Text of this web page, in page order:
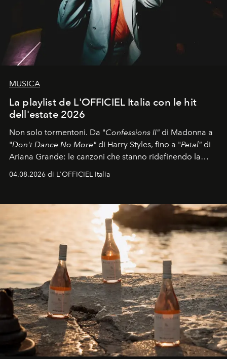
MUSICA
La playlist de L'OFFICIEL Italia con le hit
dell'estate 2026
Non solo tormentoni. Da "Confessions II" di Madonna a
"Don't Dance No More" di Harry Styles, fino a "Petal" di
Ariana Grande: le canzoni che stanno ridefinendo la
colonna sonora della stagione.
04.08.2026 di L'OFFICIEL Italia